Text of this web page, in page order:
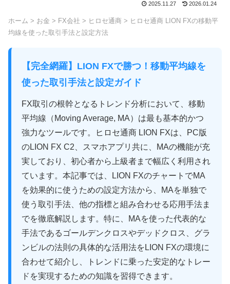
2025.11.27 2026.01.24
ホーム > お金 > FX会社 > ヒロセ通商 > ヒロセ通商 LION FXの移動平
均線を使った取引手法と設定方法
【完全網羅】LION FXで勝つ！移動平均線を
使った取引手法と設定ガイド
FX取引の根幹となるトレンド分析において、移動
平均線（Moving Average, MA）は最も基本的かつ
強力なツールです。ヒロセ通商 LION FXは、PC版
のLION FX C2、スマホアプリ共に、MAの機能が充
実しており、初心者から上級者まで幅広く利用され
ています。本記事では、LION FXのチャートでMA
を効果的に使うための設定方法から、MAを単独で
使う取引手法、他の指標と組み合わせる応用手法ま
でを徹底解説します。特に、MAを使った代表的な
手法であるゴールデンクロスやデッドクロス、グラ
ンビルの法則の具体的な活用法をLION FXの環境に
合わせて紹介し、トレンドに乗った安定的なトレー
ドを実現するための知識を習得できます。